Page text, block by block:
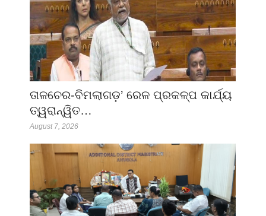
ତାଳଚେର-ବିମଲାଗଡ଼’ ରେଳ ପ୍ରକଳ୍ପ କାର୍ଯ୍ୟ
ତ୍ୱରାନ୍ୱିତ…
August 7, 2026